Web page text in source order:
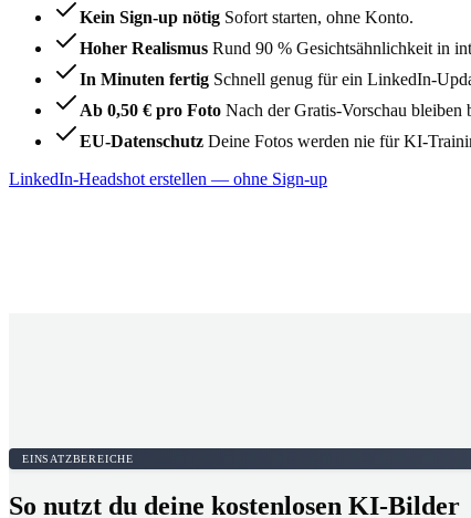
Kein Sign-up nötig Sofort starten, ohne Konto.
Hoher Realismus Rund 90 % Gesichtsähnlichkeit in
In Minuten fertig Schnell genug für ein LinkedIn-
Ab 0,50 € pro Foto Nach der Gratis-Vorschau bleiben
EU-Datenschutz Deine Fotos werden nie für KI-
LinkedIn-Headshot erstellen — ohne Sign-up
EINSATZBEREICHE
So nutzt du deine kostenlosen KI-Bilder